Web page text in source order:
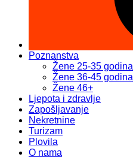
Poznanstva
Žene 25-35 godina
Žene 36-45 godina
Žene 46+
Ljepota i zdravlje
Zapošljavanje
Nekretnine
Turizam
Plovila
O nama